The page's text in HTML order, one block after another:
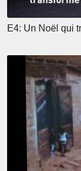
E4: Un Noël qui